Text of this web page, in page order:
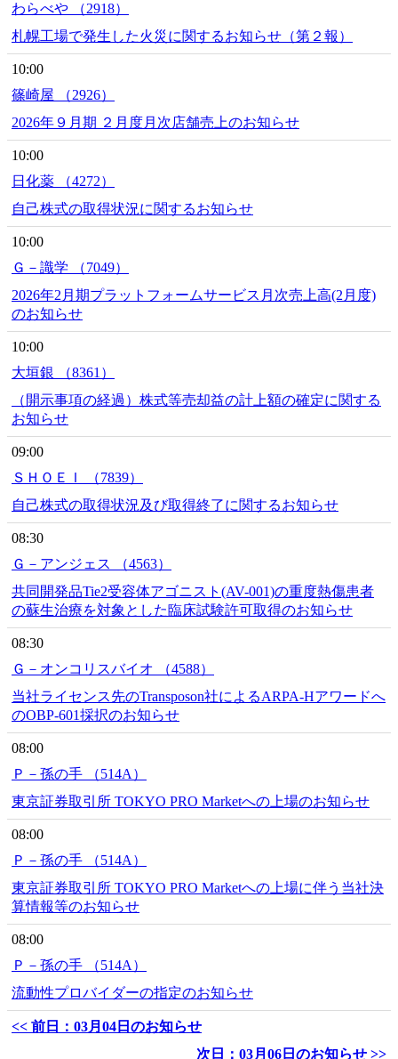
わらべや （2918）
札幌工場で発生した火災に関するお知らせ（第２報）
10:00
篠崎屋 （2926）
2026年９月期 ２月度月次店舗売上のお知らせ
10:00
日化薬 （4272）
自己株式の取得状況に関するお知らせ
10:00
Ｇ－識学 （7049）
2026年2月期プラットフォームサービス月次売上高(2月度)
のお知らせ
10:00
大垣銀 （8361）
（開示事項の経過）株式等売却益の計上額の確定に関する
お知らせ
09:00
ＳＨＯＥＩ （7839）
自己株式の取得状況及び取得終了に関するお知らせ
08:30
Ｇ－アンジェス （4563）
共同開発品Tie2受容体アゴニスト(AV-001)の重度熱傷患者
の蘇生治療を対象とした臨床試験許可取得のお知らせ
08:30
Ｇ－オンコリスバイオ （4588）
当社ライセンス先のTransposon社によるARPA-Hアワードへ
のOBP-601採択のお知らせ
08:00
Ｐ－孫の手 （514A）
東京証券取引所 TOKYO PRO Marketへの上場のお知らせ
08:00
Ｐ－孫の手 （514A）
東京証券取引所 TOKYO PRO Marketへの上場に伴う当社決
算情報等のお知らせ
08:00
Ｐ－孫の手 （514A）
流動性プロバイダーの指定のお知らせ
<< 前日：03月04日のお知らせ
次日：03月06日のお知らせ >>